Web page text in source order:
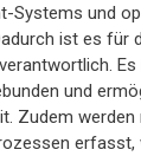
Systems und
ist es für
Es
und
Zudem werden
erfasst,